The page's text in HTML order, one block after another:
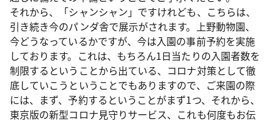
それから、「シャンシャン」ですけれども、こちらは、
引き続き今のパンダ舎で展示がされます。上野動物園、
今どうなっているかですが、今は入園の事前予約を実施
しております。これは、もちろん1日当たりの入園者数を
制限するということから出ている、コロナ対策として徹
底していこうということでもありますので、ご来園の際
には、まず、予約するということがまず1つ、それから、
東京版の新型コロナ見守りサービス、これも何度もお伝